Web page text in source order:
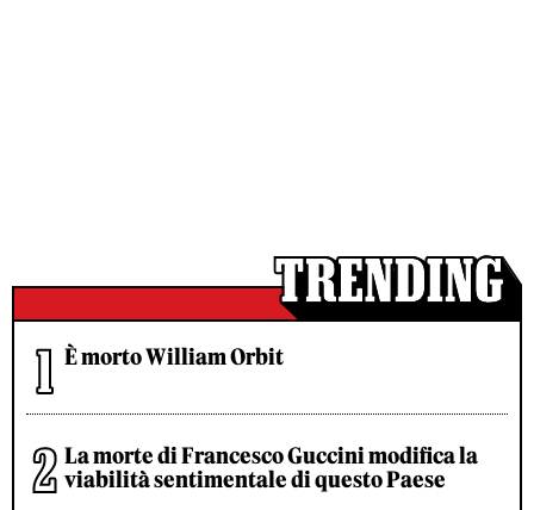
È morto William Orbit
La morte di Francesco Guccini modifica la
viabilità sentimentale di questo Paese